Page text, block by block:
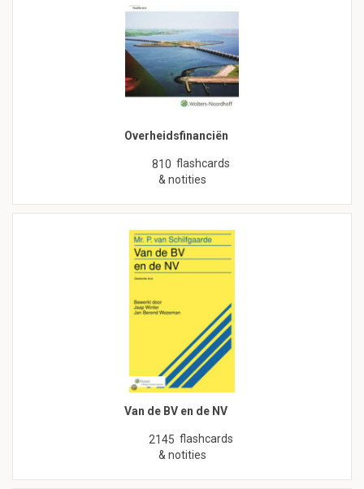
Overheidsfinanciën
810 flashcards
& notities
Van de BV en de NV
2145 flashcards
& notities